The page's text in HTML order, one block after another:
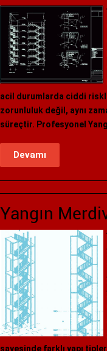
acil durumlarda ciddi
zorunluluk değil, aynı
süreçtir. Profesyonel
Devamı
Yangın
sayesinde farklı yapı